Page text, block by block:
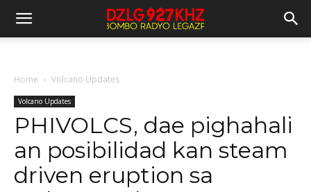
Home Volcano Updates
Volcano Updates
PHIVOLCS, dae pighahali
an posibilidad kan steam
driven eruption sa